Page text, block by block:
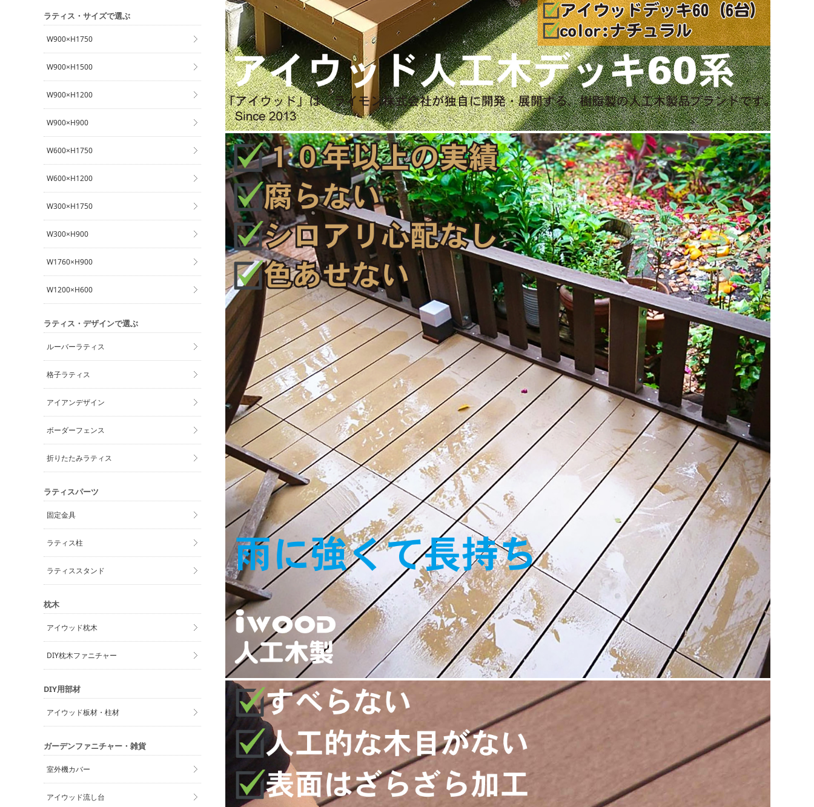
ラティス・サイズで選ぶ
W900×H1750
W900×H1500
W900×H1200
W900×H900
W600×H1750
W600×H1200
W300×H1750
W300×H900
W1760×H900
W1200×H600
ラティス・デザインで選ぶ
ルーバーラティス
格子ラティス
アイアンデザイン
ボーダーフェンス
折りたたみラティス
ラティスパーツ
固定金具
ラティス柱
ラティススタンド
枕木
アイウッド枕木
DIY枕木ファニチャー
DIY用部材
アイウッド板材・柱材
ガーデンファニチャー・雑貨
室外機カバー
アイウッド流し台